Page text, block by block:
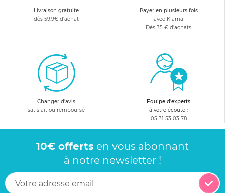
Livraison gratuite
dès 59.9€ d'achat
Payer en plusieurs fois
avec Klarna
Dès 35 € d'achats
Changer d'avis
satisfait ou remboursé
Equipe d'experts
à votre écoute :
05 31 53 03 78
10€ offerts en vous abonnant
à notre newsletter !